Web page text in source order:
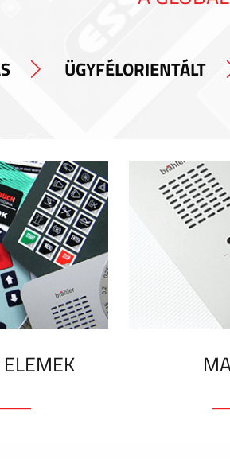
ÜGYFÉLORIENTÁLT